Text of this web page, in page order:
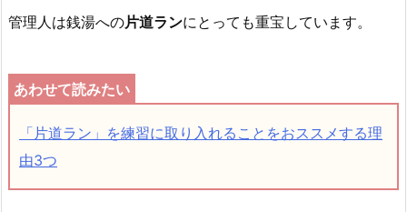
管理人は銭湯への片道ランにとっても重宝しています。
「片道ラン」を練習に取り入れることをおススメする理
由3つ